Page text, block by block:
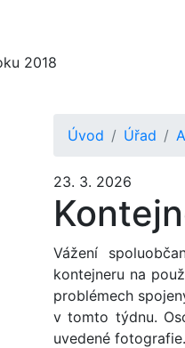
2018
Úvod Úřad
23. 3. 2026
Vážení
kontejneru na
problémech
v tomto týdnu.
uvedené fotografie.